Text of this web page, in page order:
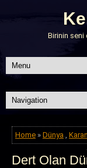
Birinin seni
Home » Dünya ,
Dert Olan